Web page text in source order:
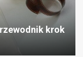
krok